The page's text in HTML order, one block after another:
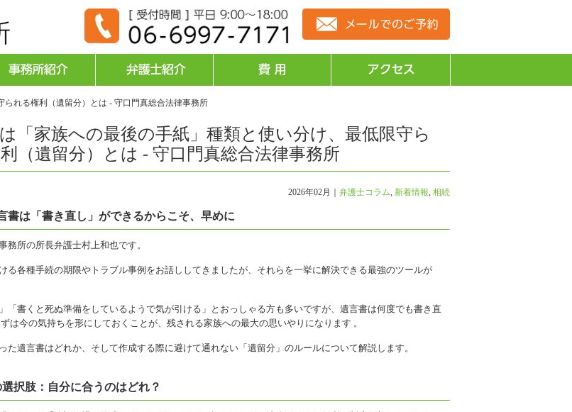
れる権利（遺留分）とは - 守口門真総合法律事務所
「家族への最後の手紙」種類と使い分け、最低限守ら
（遺留分）とは - 守口門真総合法律事務所
2026年02月｜ 弁護士コラム, 新着情報, 相続
書は「書き直し」ができるからこそ、早めに
務所の所長弁護士村上和也です。
る各種手続の期限やトラブル事例をお話ししてきましたが、それらを一挙に解決できる最強のツールが
「書くと死ぬ準備をしているようで気が引ける」とおっしゃる方も多いですが、遺言書は何度でも書き直
は今の気持ちを形にしておくことが、残される家族への最大の思いやりになります 。
た遺言書はどれか、そして作成する際に避けて通れない「遺留分」のルールについて解説します。
択肢：自分に合うのはどれ？